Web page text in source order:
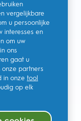
van
betrekking tot
initiatieven van
online kanalen. Ik
.
zal uw
bij deze site kunt
de aangeboden
uw toestemming,
waaronder
Ontdek hier
uw gegevens en
vergelijkbare
u persoonlijke
interesses en
om uw
ons
gaat u
partners
in onze tool
op elk